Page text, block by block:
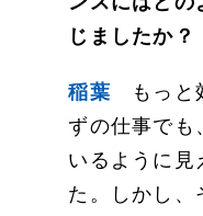
じましたか？
稲葉 もっと
ずの仕事でも
いるように見
た。しかし、